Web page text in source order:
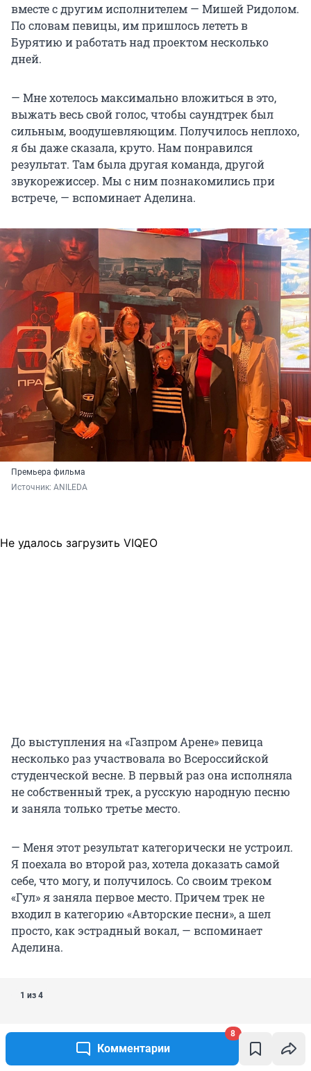
Комментарии
8
вместе с другим исполнителем — Мишей Ридолом.
По словам певицы, им пришлось лететь в
Бурятию и работать над проектом несколько
дней.
— Мне хотелось максимально вложиться в это,
выжать весь свой голос, чтобы саундтрек был
сильным, воодушевляющим. Получилось неплохо,
я бы даже сказала, круто. Нам понравился
результат. Там была другая команда, другой
звукорежиссер. Мы с ним познакомились при
встрече, — вспоминает Аделина.
Премьера фильма
Источник: ANILEDA
Не удалось загрузить VIQEO
До выступления на «Газпром Арене» певица
несколько раз участвовала во Всероссийской
студенческой весне. В первый раз она исполняла
не собственный трек, а русскую народную песню
и заняла только третье место.
— Меня этот результат категорически не устроил.
Я поехала во второй раз, хотела доказать самой
себе, что могу, и получилось. Со своим треком
«Гул» я заняла первое место. Причем трек не
входил в категорию «Авторские песни», а шел
просто, как эстрадный вокал, — вспоминает
Аделина.
1 из 4